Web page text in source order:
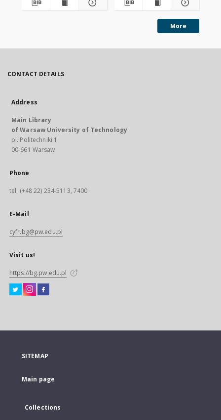
More
CONTACT DETAILS
Address
Main Library
of Warsaw University of Technology
pl. Politechniki 1
00-661 Warsaw
Phone
tel. (+48 22) 234-5113, 7400
E-Mail
cyfr.bg@pw.edu.pl
Visit us!
https://bg.pw.edu.pl
SITEMAP
Main page
Collections